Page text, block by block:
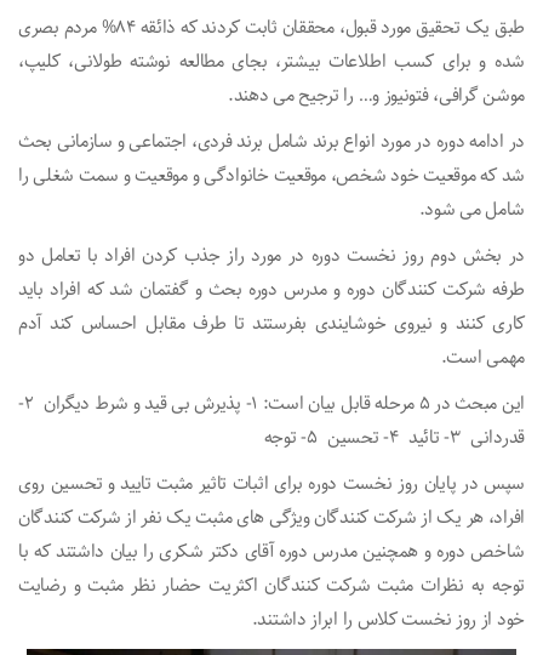
طبق یک تحقیق مورد قبول، محققان ثابت کردند که ذائقه 84% مردم بصری
شده و برای کسب اطلاعات بیشتر، بجای مطالعه نوشته طولانی، کلیپ،
موشن گرافی، فتونیوز و… را ترجیح می دهند.
در ادامه دوره در مورد انواع برند شامل برند فردی، اجتماعی و سازمانی بحث
شد که موقعیت خود شخص، موقعیت خانوادگی و موقعیت و سمت شغلی را
شامل می شود.
در بخش دوم روز نخست دوره در مورد راز جذب کردن افراد با تعامل دو
طرفه شرکت کنندگان دوره و مدرس دوره بحث و گفتمان شد که افراد باید
کاری کنند و نیروی خوشایندی بفرستند تا طرف مقابل احساس کند آدم
مهمی است.
این مبحث در 5 مرحله قابل بیان است: 1- پذیرش بی قید و شرط دیگران 2-
قدردانی 3- تائید 4- تحسین 5- توجه
سپس در پایان روز نخست دوره برای اثبات تاثیر مثبت تایید و تحسین روی
افراد، هر یک از شرکت کنندگان ویژگی های مثبت یک نفر از شرکت کنندگان
شاخص دوره و همچنین مدرس دوره آقای دکتر شکری را بیان داشتند که با
توجه به نظرات مثبت شرکت کنندگان اکثریت حضار نظر مثبت و رضایت
خود از روز نخست کلاس را ابراز داشتند.